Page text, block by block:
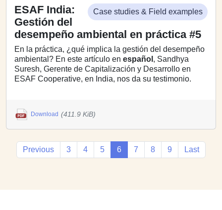
Case studies & Field examples
ESAF India:
Gestión del
desempeño ambiental en práctica #5
En la práctica, ¿qué implica la gestión del desempeño
ambiental? En este artículo en español , Sandhya
Suresh, Gerente de Capitalización y Desarrollo en
ESAF Cooperative, en India, nos da su testimonio.
Download (411.9 KiB)
Previous 3 4 5 6 7 8 9 Last